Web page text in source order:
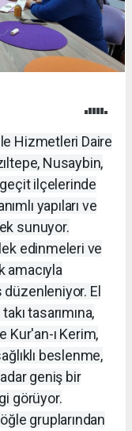
Hizmetleri Daire
Nusaybin,
ilçelerinde
yapıları ve
sunuyor.
edinmeleri ve
El
tasarımına,
Kur'an-ı Kerim,
beslenme,
geniş bir
görüyor.
gruplarından